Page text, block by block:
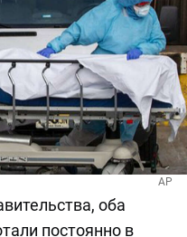
AP
оба
постоянно в